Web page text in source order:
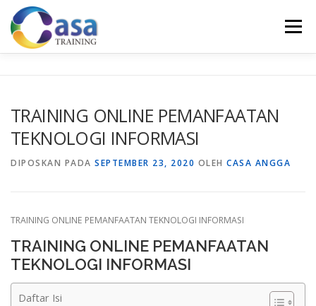
Lompat
konten
Menu
KONTAK KAMI SERTIFIKASI
TRAINING ONLINE PEMANFAATAN
TEKNOLOGI INFORMASI
DIPOSKAN PADA SEPTEMBER 23, 2020 OLEH CASA ANGGA
TRAINING ONLINE PEMANFAATAN TEKNOLOGI INFORMASI
TRAINING ONLINE PEMANFAATAN
TEKNOLOGI INFORMASI
Daftar Isi